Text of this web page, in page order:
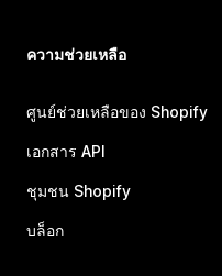
ความช่วยเหลือ
ศูนย์ช่วยเหลือของ Shopify
เอกสาร API
ชุมชน Shopify
บล็อก